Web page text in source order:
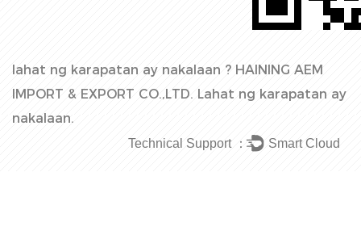
lahat ng karapatan ay nakalaan ? HAINING AEM
IMPORT & EXPORT CO.,LTD. Lahat ng karapatan ay
nakalaan.
Technical Support ： Smart Cloud